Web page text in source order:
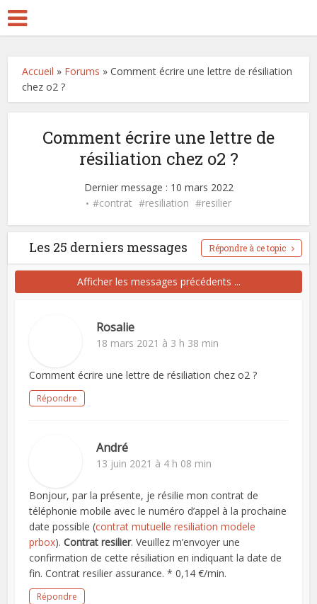
Accueil » Forums »Comment écrire une lettre de résiliation
chez o2 ?
Comment écrire une lettre de
résiliation chez o2 ?
Dernier message : 10 mars 2022
contrat
resiliation resilier
Les 25 derniers messages Répondre à ce topic
Afficher les messages précédents ...
Rosalie
18 mars 2021 à 3 h 38 min
Comment écrire une lettre de résiliation chez o2 ?
Répondre
André
13 juin 2021 à 4 h 08 min
Bonjour, par la présente, je résilie mon contrat de
téléphonie mobile avec le numéro d’appel à la prochaine
date possible (contrat mutuelle resiliation modele
prbox).Contrat resilier. Veuillez m’envoyer une
confirmation de cette résiliation en indiquant la date de
fin. Contrat resilier assurance. * 0,14 €/min.
Répondre